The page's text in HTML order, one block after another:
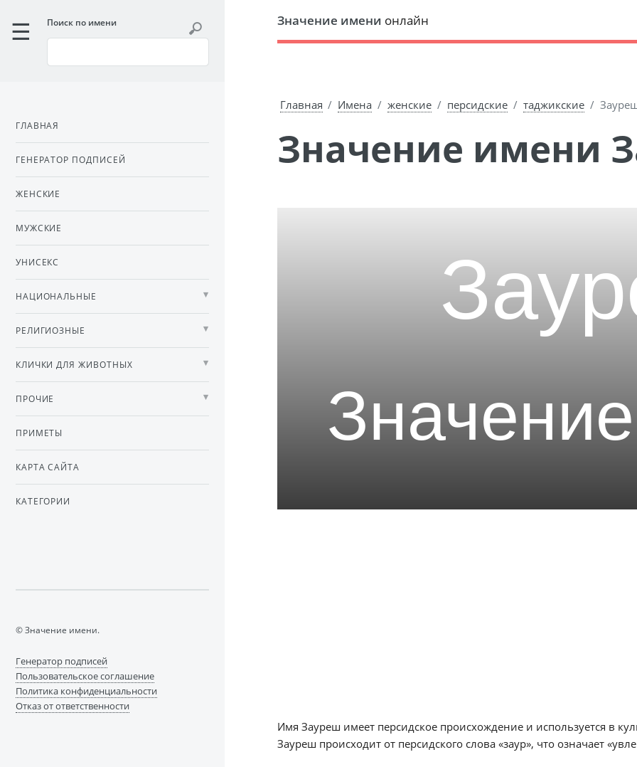
Значение имени онлайн
Главная Имена женские персидские таджикские
Значение имени
Имя Зауреш имеет персидское происхождение и используется в
Зауреш происходит от персидского слова «заур», что означает
Поиск по имени
ГЛАВНАЯ
ГЕНЕРАТОР ПОДПИСЕЙ
ЖЕНСКИЕ
МУЖСКИЕ
УНИСЕКС
НАЦИОНАЛЬНЫЕ
РЕЛИГИОЗНЫЕ
КЛИЧКИ ДЛЯ ЖИВОТНЫХ
ПРОЧИЕ
ПРИМЕТЫ
КАРТА САЙТА
КАТЕГОРИИ
© Значение имени.
Генератор подписей
Пользовательское соглашение
Политика конфиденциальности
Отказ от ответственности